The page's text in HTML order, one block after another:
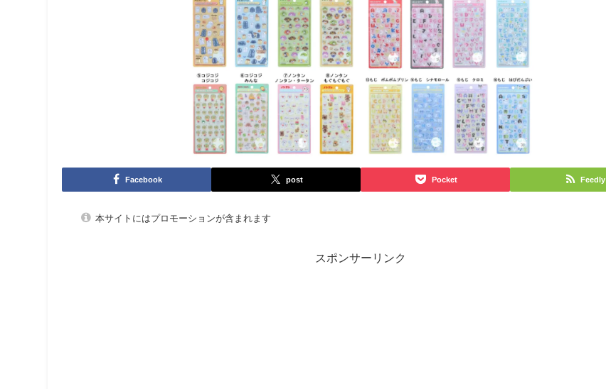
Facebook post Pocket Feedly
本サイトにはプロモーションが含まれます
スポンサーリンク